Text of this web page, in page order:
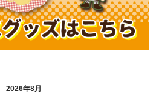
2026年8月